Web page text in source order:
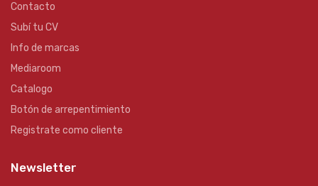
Contacto
Subí tu CV
Info de marcas
Mediaroom
Catalogo
Botón de arrepentimiento
Registrate como cliente
Newsletter